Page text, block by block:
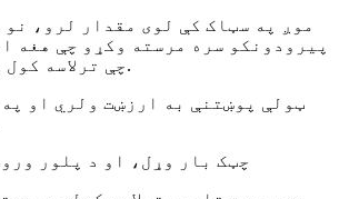
پیرودونکو سره مرسته وکړو چې هغه
چې ترلاسه کول یې ستونزمن دي.
۵) چټک بار وړل، او د پلور